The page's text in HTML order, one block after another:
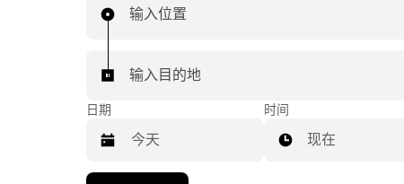
输入位置
输入目的地
日期 时间
现在